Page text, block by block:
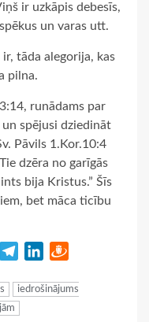
ir uzkāpis debesīs,
un varas utt.
tāda alegorija, kas
pilna.
runādams par
spējusi dziedināt
Pāvils 1.Kor.10:4
dzēra no garīgās
bija Kristus.” Šīs
bet māca ticību
WhatsApp
TelegramLinkedIn
iedrošinājums